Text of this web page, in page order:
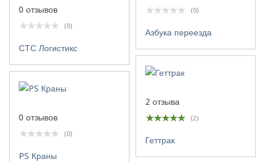
(0)
Азбука переезда
0 отзывов
(0)
СТС Логистикс
2 отзыва
(2)
Геттрак
0 отзывов
(0)
PS Краны